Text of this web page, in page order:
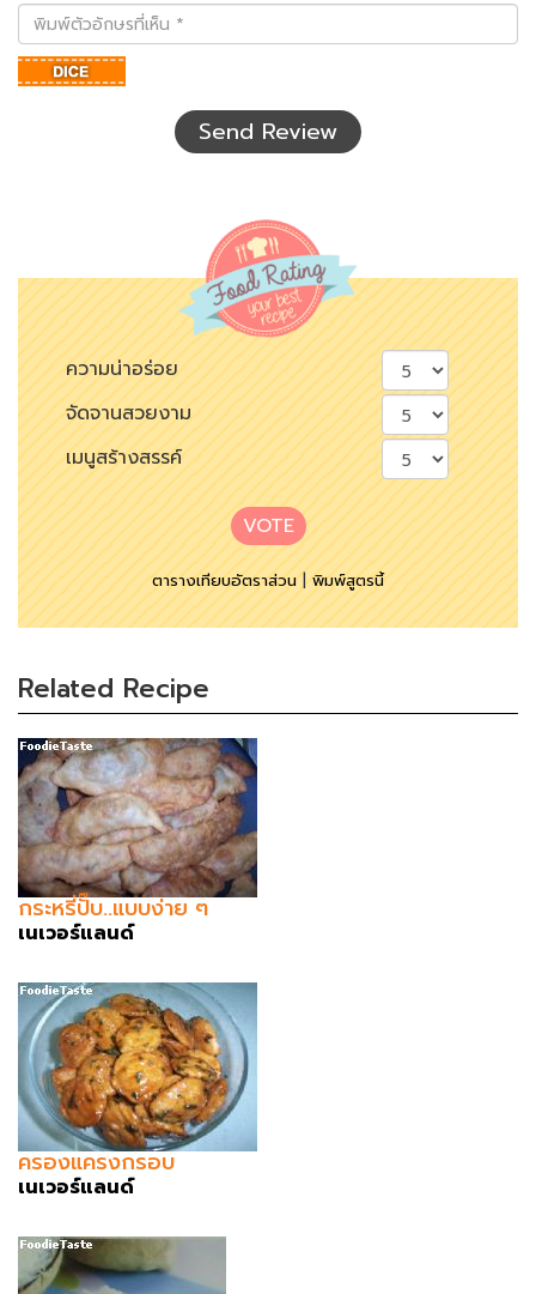
พิมพ์
ตัว
อักษร
ที่
Send Review
ความน่าอร่อย
จัดจานสวยงาม
เมนูสร้างสรรค์
VOTE
ตารางเทียบอัตราส่วน|พิมพ์สูตรนี้
Related Recipe
กระหรี่ปั๊บ..แบบง่าย ๆ
เนเวอร์แลนด์
ครองแครงกรอบ
เนเวอร์แลนด์